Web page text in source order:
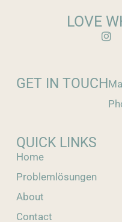
LOVE
QUICK LINKS
Home
Problemlösungen
About
Contact
GET IN TOUCH